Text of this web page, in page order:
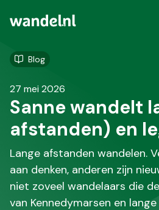
Blog
27 mei 2026
Sanne wandelt
afstanden) en
Lange afstanden wandelen.
aan denken, anderen zijn
niet zoveel wandelaars die
van Kennedymarsen en